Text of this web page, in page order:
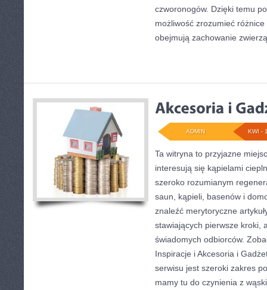
czworonogów. Dzięki temu
możliwość zrozumieć
obejmują zachowanie
KWI -
ADMIN
Ta witryna to przyjazne
interesują się kąpielami
szeroko rozumianym
saun, kąpieli, basenów i
znaleźć merytoryczne
stawiających pierwsze kroki,
świadomych odbiorców.
Inspiracje i Akcesoria i
serwisu jest szeroki zakres
mamy tu do czynienia z